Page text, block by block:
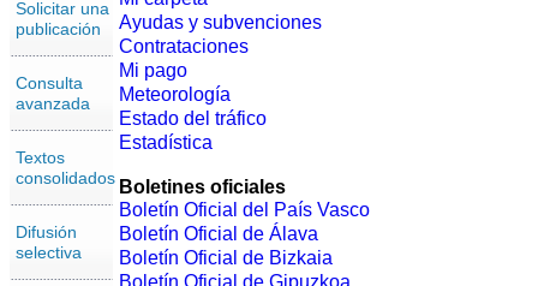
Solicitar una
publicación
Consulta
avanzada
Textos
consolidados
Difusión
selectiva
Ayudas y subvenciones
Contrataciones
Mi pago
Meteorología
Estado del tráfico
Estadística
Boletines oficiales
Boletín Oficial del País Vasco
Boletín Oficial de Álava
Boletín Oficial de Bizkaia
Boletín Oficial de Gipuzkoa